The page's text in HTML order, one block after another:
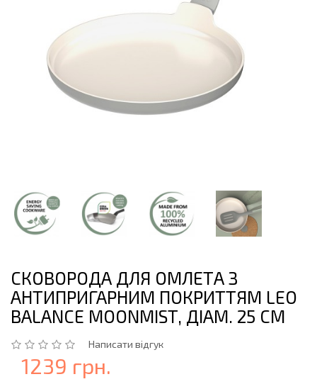
СКОВОРОДА ДЛЯ ОМЛЕТА З
АНТИПРИГАРНИМ ПОКРИТТЯМ LEO
BALANCE MOONMIST, ДІАМ. 25 СМ
Написати відгук
1239 грн.